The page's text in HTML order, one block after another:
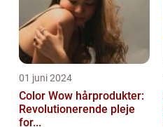
01 juni 2024
Color Wow hårprodukter:
Revolutionerende pleje
for...